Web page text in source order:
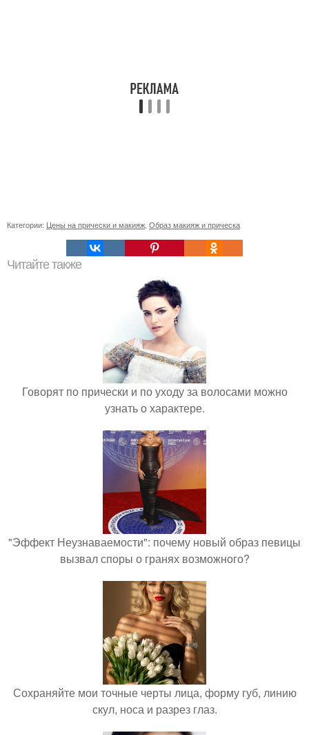
Категории: Цены на прически и макияж Образ макияж и прическа
Читайте также
Говорят по прически и по уходу за волосами можно
узнать о характере.
"Эффект Неузнаваемости": почему новый образ певицы
вызвал споры о гранях возможного?
Сохраняйте мои точные черты лица, форму губ, линию
скул, носа и разрез глаз.